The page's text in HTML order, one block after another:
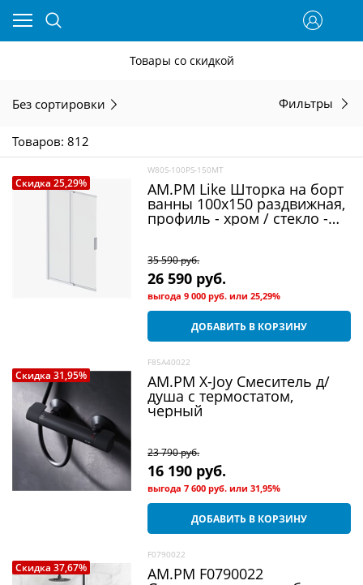
Товары со скидкой
Без сортировки Фильтры
Товаров: 812
Скидка 25,29%
W80S-100PS-150MT
AM.PM Like Шторка на борт
ванны 100х150 раздвижная,
профиль - хром / стекло -
35 590 руб.
26 590 руб.
выгода9 000 руб. или25,29%
ДОБАВИТЬ В КОРЗИНУ
Скидка 31,95%
F85A40022
AM.PM X-Joy Смеситель д/
душа с термостатом,
черный
23 790 руб.
16 190 руб.
выгода7 600 руб. или31,95%
ДОБАВИТЬ В КОРЗИНУ
Скидка 37,67%
F0790022
AM.PM F0790022